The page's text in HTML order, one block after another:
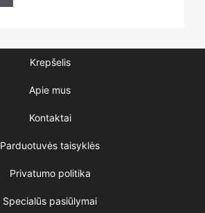
Krepšelis
Apie mus
Kontaktai
Parduotuvės taisyklės
Privatumo politika
Specialūs pasiūlymai